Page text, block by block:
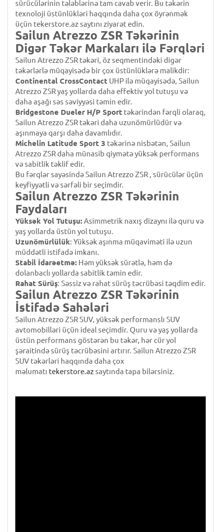
sürücülərinin tələblərinə tam cavab verir. Bu təkərin
texnoloji üstünlükləri haqqında daha çox öyrənmək
üçün tekerstore.az saytını ziyarət edin.
Sailun Atrezzo ZSR Təkərinin
Digər Təkər Markaları ilə Fərqləri
Sailun Atrezzo ZSR təkəri, öz seqmentindəki digər
təkərlərlə müqayisədə bir çox üstünlüklərə malikdir:
Continental CrossContact UHP ilə müqayisədə, Sailun
Atrezzo ZSR yaş yollarda daha effektiv yol tutuşu və
daha aşağı səs səviyyəsi təmin edir.
Bridgestone Dueler H/P Sport təkərindən fərqli olaraq,
Sailun Atrezzo ZSR təkəri daha uzunömürlüdür və
aşınmaya qarşı daha davamlıdır.
Michelin Latitude Sport 3 təkərinə nisbətən, Sailun
Atrezzo ZSR daha münasib qiymətə yüksək performans
və sabitlik təklif edir.
Bu fərqlər sayəsində Sailun Atrezzo ZSR , sürücülər üçün
keyfiyyətli və sərfəli bir seçimdir.
Sailun Atrezzo ZSR Təkərinin
Faydaları
Yüksək Yol Tutuşu:Asimmetrik naxış dizaynı ilə quru və
yaş yollarda üstün yol tutuşu.
Uzunömürlülük: Yüksək aşınma müqaviməti ilə uzun
müddətli istifadə imkanı.
Stabil İdarəetmə: Həm yüksək sürətlə, həm də
dolanbaclı yollarda sabitlik təmin edir.
Rahat Sürüş: Səssiz və rahat sürüş təcrübəsi təqdim edir.
Sailun Atrezzo ZSR Təkərinin
İstifadə Sahələri
Sailun Atrezzo ZSR SUV, yüksək performanslı SUV
avtomobilləri üçün ideal seçimdir. Quru və yaş yollarda
üstün performans göstərən bu təkər, hər cür yol
şəraitində sürüş təcrübəsini artırır. Sailun Atrezzo ZSR
SUV təkərləri haqqında daha çox
məlumatı tekerstore.azsaytında tapa bilərsiniz.